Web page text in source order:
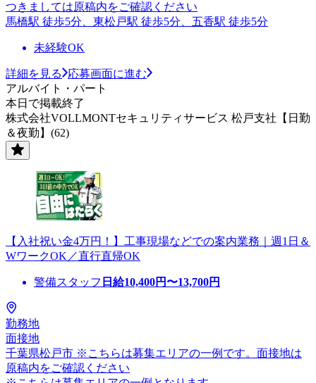
つきましては原稿内をご確認ください
馬橋駅 徒歩5分、東松戸駅 徒歩5分、五香駅 徒歩5分
未経験OK
詳細を見る
応募画面に進む
アルバイト・パート
本日で掲載終了
株式会社VOLLMONTセキュリティサービス 松戸支社【日勤
＆夜勤】(62)
【入社祝い金4万円！】工事現場などでの案内業務｜週1日＆
WワークOK／直行直帰OK
警備スタッフ 日給10,400円〜13,700円
勤務地
面接地
千葉県松戸市 ※こちらは募集エリアの一例です。面接地は
原稿内をご確認ください